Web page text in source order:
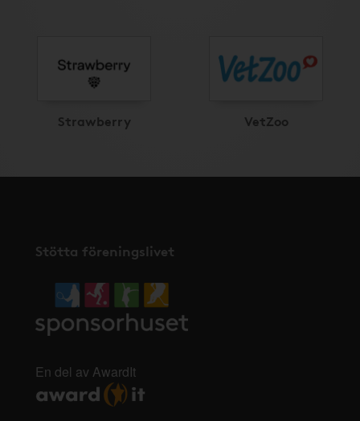
Strawberry VetZoo
Stötta föreningslivet
En del av AwardIt